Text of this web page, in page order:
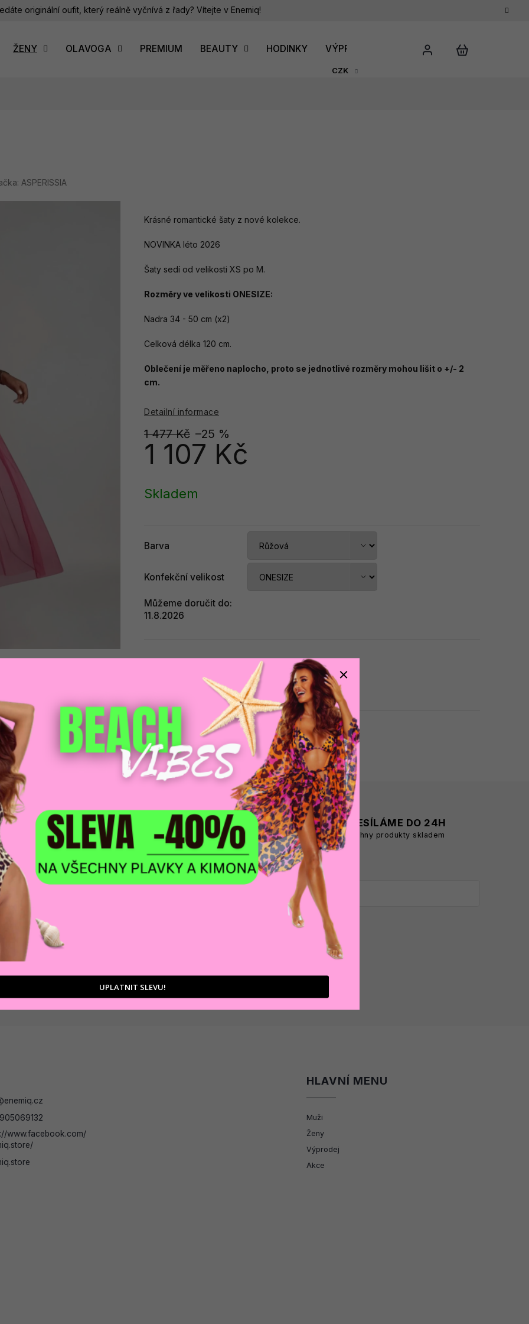
originální oufit, který reálně vyčnívá z řady? Vítejte v Enemiq!
CZK
ŽENY OLAVOGA PREMIUM BEAUTY HODINKY VÝPRODEJ DÁRKOVÝ POUKAZ
ASPERISSIA
1 477 Kč –25 %
1 107 Kč
cena:
Skladem
Barva
Konfekční velikost
Můžeme doručit do:
11.8.2026
Přidat do košíku
Krásné romantické šaty z nové kolekce.
NOVINKA léto 2026
Šaty sedí od velikosti XS po M.
Rozměry ve velikosti ONESIZE:
Nadra 34 - 50 cm (x2)
Celková délka 120 cm.
Oblečení je měřeno naplocho, proto se jednotlivé rozměry mohou lišit o +/- 2
cm.
Detailní informace
Zeptat se
VÁM
produktů
DOPRAVA ZDARMA
na adresu nebo pobočku
Zásilkovny
ODESÍLÁME DO 24H
všechny produkty skladem
enemiq.cz
www.facebook.com/
HLAVNÍ MENU
Muži
Ženy
Výprodej
Akce
UPLATNIT SLEVU!